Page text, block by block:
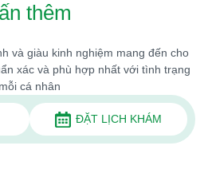
thêm
và giàu kinh nghiệm mang đến cho
xác và phù hợp nhất với tình trạng
mỗi cá nhân
ĐẶT LỊCH KHÁM